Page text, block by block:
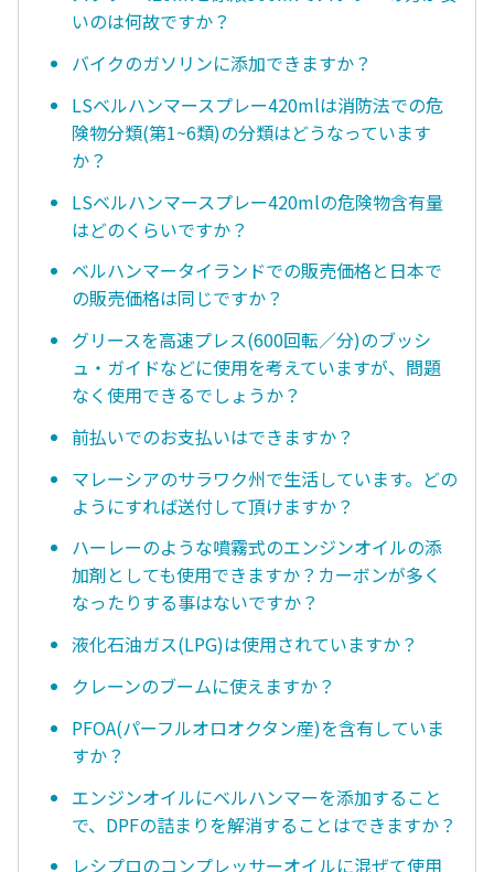
いのは何故ですか？
バイクのガソリンに添加できますか？
LSベルハンマースプレー420mlは消防法での危
険物分類(第1~6類)の分類はどうなっています
か？
LSベルハンマースプレー420mlの危険物含有量
はどのくらいですか？
ベルハンマータイランドでの販売価格と日本で
の販売価格は同じですか？
グリースを高速プレス(600回転／分)のブッシ
ュ・ガイドなどに使用を考えていますが、問題
なく使用できるでしょうか？
前払いでのお支払いはできますか？
マレーシアのサラワク州で生活しています。どの
ようにすれば送付して頂けますか？
ハーレーのような噴霧式のエンジンオイルの添
加剤としても使用できますか？カーボンが多く
なったりする事はないですか？
液化石油ガス(LPG)は使用されていますか？
クレーンのブームに使えますか？
PFOA(パーフルオロオクタン産)を含有していま
すか？
エンジンオイルにベルハンマーを添加すること
で、DPFの詰まりを解消することはできますか？
レシプロのコンプレッサーオイルに混ぜて使用